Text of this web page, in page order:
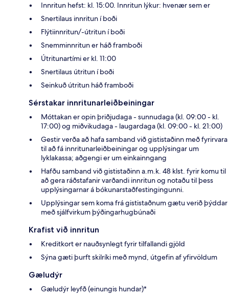
Innritun hefst: kl. 15:00. Innritun lýkur: hvenær sem er
Snertilaus innritun í boði
Flýtiinnritun/-útritun í boði
Snemminnritun er háð framboði
Útritunartími er kl. 11:00
Snertilaus útritun í boði
Seinkuð útritun háð framboði
Sérstakar innritunarleiðbeiningar
Móttakan er opin þriðjudaga - sunnudaga (kl. 09:00 - kl.
17:00) og miðvikudaga - laugardaga (kl. 09:00 - kl. 21:00)
Gestir verða að hafa samband við gististaðinn með fyrirvara
til að fá innritunarleiðbeiningar og upplýsingar um
lyklakassa; aðgengi er um einkainngang
Hafðu samband við gististaðinn a.m.k. 48 klst. fyrir komu til
að gera ráðstafanir varðandi innritun og notaðu til þess
upplýsingarnar á bókunarstaðfestingingunni.
Upplýsingar sem koma frá gististaðnum gætu verið þýddar
með sjálfvirkum þýðingarhugbúnaði
Krafist við innritun
Kreditkort er nauðsynlegt fyrir tilfallandi gjöld
Sýna gæti þurft skilríki með mynd, útgefin af yfirvöldum
Gæludýr
Gæludýr leyfð (einungis hundar)*